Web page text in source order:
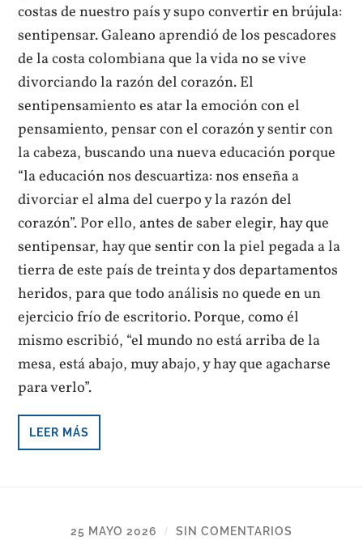
costas de nuestro país y supo convertir en brújula:
sentipensar. Galeano aprendió de los pescadores
de la costa colombiana que la vida no se vive
divorciando la razón del corazón. El
sentipensamiento es atar la emoción con el
pensamiento, pensar con el corazón y sentir con
la cabeza, buscando una nueva educación porque
“la educación nos descuartiza: nos enseña a
divorciar el alma del cuerpo y la razón del
corazón”. Por ello, antes de saber elegir, hay que
sentipensar, hay que sentir con la piel pegada a la
tierra de este país de treinta y dos departamentos
heridos, para que todo análisis no quede en un
ejercicio frío de escritorio. Porque, como él
mismo escribió, “el mundo no está arriba de la
mesa, está abajo, muy abajo, y hay que agacharse
para verlo”.
LEER MÁS
25 MAYO 2026 / SIN COMENTARIOS